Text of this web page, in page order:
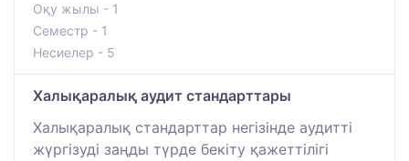
Оқу жылы - 1
Семестр - 1
Несиелер - 5
Халықаралық аудит стандарттары
Халықаралық стандарттар негізінде аудитті
жүргізуді заңды түрде бекіту қажеттілігі